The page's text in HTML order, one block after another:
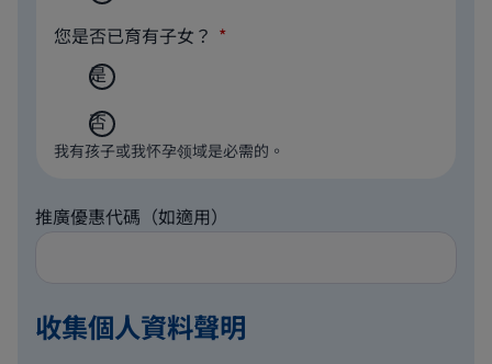
您是否已育有子女？
是
否
我有孩子或我怀孕领域是必需的。
推廣優惠代碼（如適用）
收集個人資料聲明